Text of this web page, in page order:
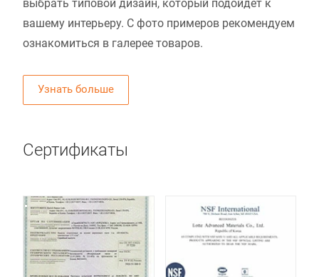
выбрать типовой дизайн, который подойдет к
вашему интерьеру. С фото примеров рекомендуем
ознакомиться в галерее товаров.
Узнать больше
Сертификаты